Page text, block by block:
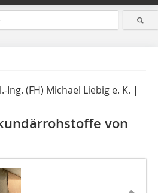
(FH) Michael Liebig e. K. |
von